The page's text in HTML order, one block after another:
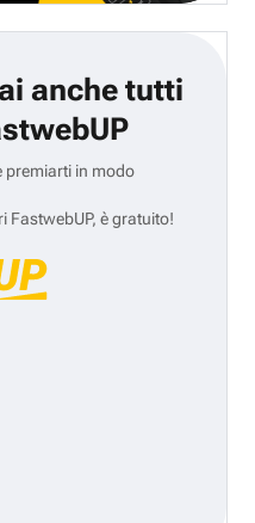
anche tutti
premiarti in modo
FastwebUP, è gratuito!